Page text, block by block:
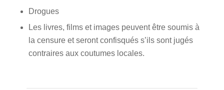
Drogues
Les livres, films et images peuvent être soumis à
la censure et seront confisqués s’ils sont jugés
contraires aux coutumes locales.